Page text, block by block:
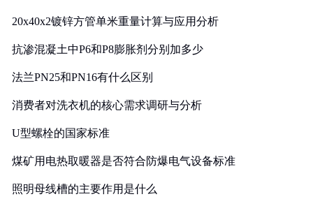
20x40x2镀锌方管单米重量计算与应用分析
抗渗混凝土中P6和P8膨胀剂分别加多少
法兰PN25和PN16有什么区别
消费者对洗衣机的核心需求调研与分析
U型螺栓的国家标准
煤矿用电热取暖器是否符合防爆电气设备标准
照明母线槽的主要作用是什么